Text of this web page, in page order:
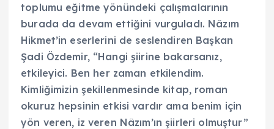
toplumu eğitme yönündeki çalışmalarının
burada da devam ettiğini vurguladı. Nâzım
Hikmet’in eserlerini de seslendiren Başkan
Şadi Özdemir, “Hangi şiirine bakarsanız,
etkileyici. Ben her zaman etkilendim.
Kimliğimizin şekillenmesinde kitap, roman
okuruz hepsinin etkisi vardır ama benim için
yön veren, iz veren Nâzım’ın şiirleri olmuştur”